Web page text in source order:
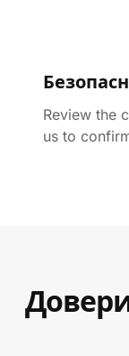
Review the
us to